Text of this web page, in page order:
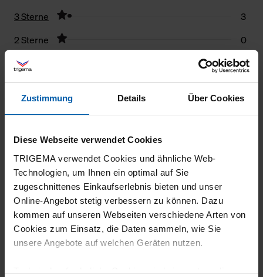
Zustimmung Details Über Cookies
Diese Webseite verwendet Cookies
TRIGEMA verwendet Cookies und ähnliche Web-
Technologien, um Ihnen ein optimal auf Sie
zugeschnittenes Einkaufserlebnis bieten und unser
Online-Angebot stetig verbessern zu können. Dazu
kommen auf unseren Webseiten verschiedene Arten von
Cookies zum Einsatz, die Daten sammeln, wie Sie
unsere Angebote auf welchen Geräten nutzen.
Technisch erforderliche Cookies sind eine notwendige
3 Sterne
3
2 Sterne
0
1 Stern
0
Filter zurücksetzen
03.06.2026
5
Siehe Gesamtbewertung
21.03.2026
5
Tolle Hose, daher nachbestellt.